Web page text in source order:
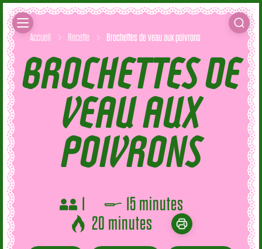
Accueil Recette Brochettes de veau aux poivrons
BROCHETTES DE
VEAU AUX
POIVRONS
1
15 minutes
20 minutes